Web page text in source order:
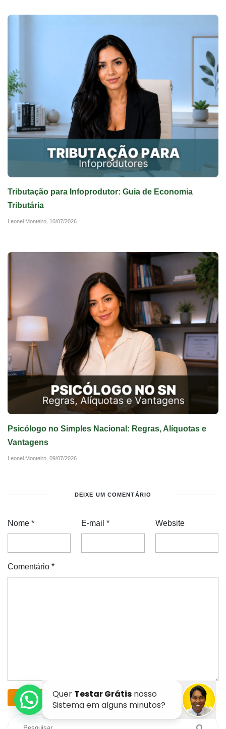
Tributação para Infoprodutor: Guia de Economia
Tributária
Leonel Monteiro, 10/07/2026
Psicólogo no Simples Nacional: Regras, Alíquotas e
Vantagens
Leonel Monteiro, 09/07/2026
DEIXE UM COMENTÁRIO
Nome * E-mail* Website
Comentário *